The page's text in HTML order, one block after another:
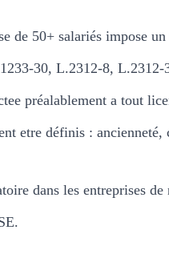
de 50+ salariés impose un
30, L.2312-8, L.2312-
préalablement a tout
etre définis : ancienneté,
dans les entreprises